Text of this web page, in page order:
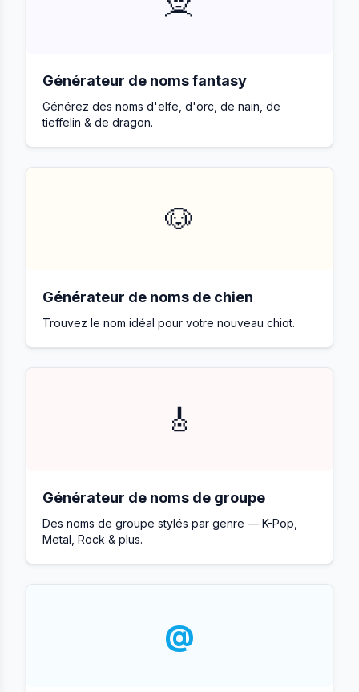
Générateur de noms fantasy
Générez des noms d'elfe, d'orc, de nain, de
tieffelin & de dragon.
🐶
Générateur de noms de chien
Trouvez le nom idéal pour votre nouveau chiot.
🎸
Générateur de noms de groupe
Des noms de groupe stylés par genre — K-Pop,
Metal, Rock & plus.
@